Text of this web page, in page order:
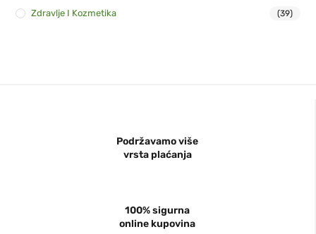
Zdravlje I Kozmetika (39)
Podržavamo više
vrsta plaćanja
100% sigurna
online kupovina